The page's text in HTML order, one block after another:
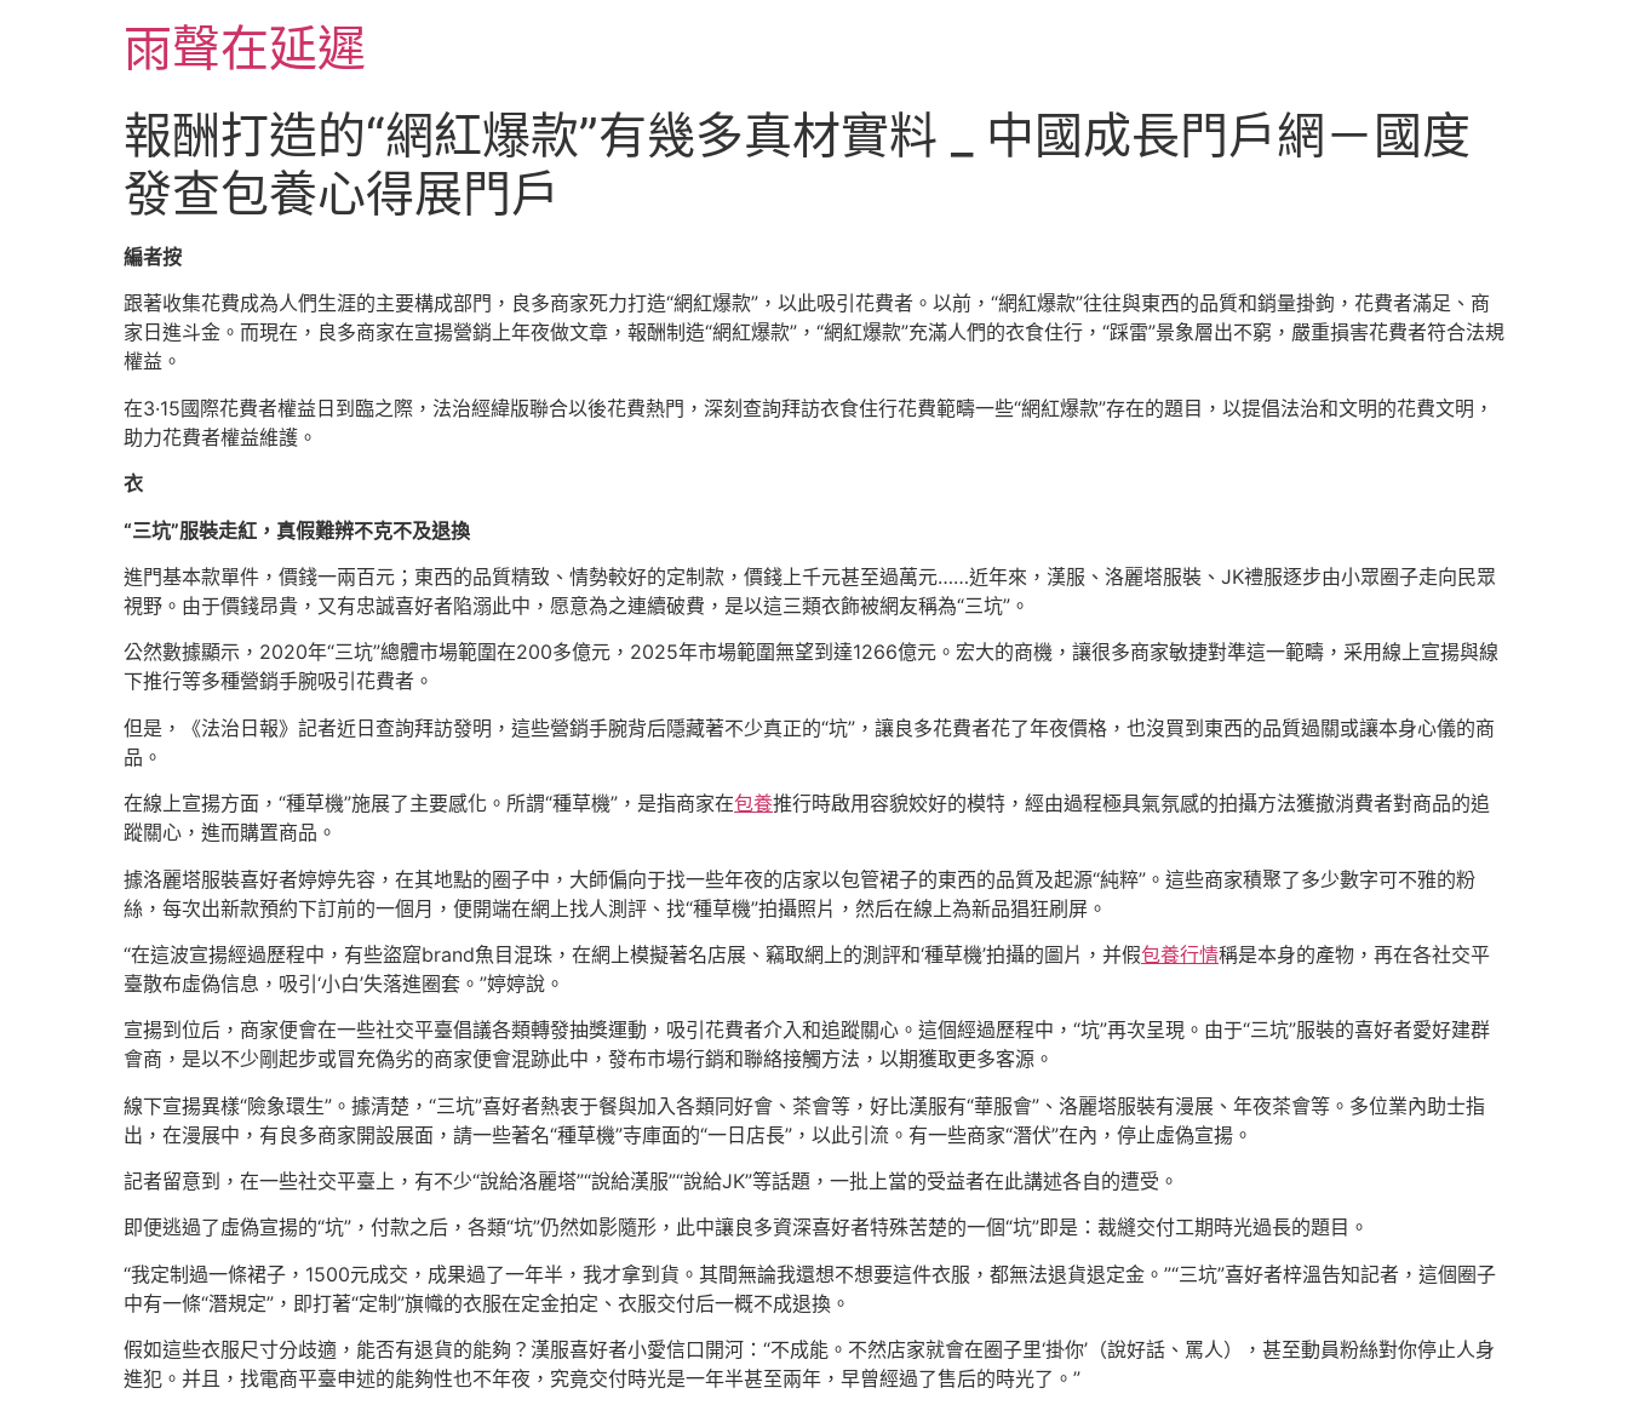
雨聲在延遲
報酬打造的“網紅爆款”有幾多真材實料 _ 中國成長門戶網－國度
發查包養心得展門戶
編者按
跟著收集花費成為人們生涯的主要構成部門，良多商家死力打造“網紅爆款”，以此吸引花費者。以前，“網紅爆款”往往與東西的品質和銷量掛鉤，花費者滿足、商
家日進斗金。而現在，良多商家在宣揚營銷上年夜做文章，報酬制造“網紅爆款”，“網紅爆款”充滿人們的衣食住行，“踩雷”景象層出不窮，嚴重損害花費者符合法規
權益。
在3·15國際花費者權益日到臨之際，法治經緯版聯合以後花費熱門，深刻查詢拜訪衣食住行花費範疇一些“網紅爆款”存在的題目，以提倡法治和文明的花費文明，
助力花費者權益維護。
衣
“三坑”服裝走紅，真假難辨不克不及退換
進門基本款單件，價錢一兩百元；東西的品質精致、情勢較好的定制款，價錢上千元甚至過萬元……近年來，漢服、洛麗塔服裝、JK禮服逐步由小眾圈子走向民眾
視野。由于價錢昂貴，又有忠誠喜好者陷溺此中，愿意為之連續破費，是以這三類衣飾被網友稱為“三坑”。
公然數據顯示，2020年“三坑”總體市場範圍在200多億元，2025年市場範圍無望到達1266億元。宏大的商機，讓很多商家敏捷對準這一範疇，采用線上宣揚與線
下推行等多種營銷手腕吸引花費者。
但是，《法治日報》記者近日查詢拜訪發明，這些營銷手腕背后隱藏著不少真正的“坑”，讓良多花費者花了年夜價格，也沒買到東西的品質過關或讓本身心儀的商
品。
在線上宣揚方面，“種草機”施展了主要感化。所謂“種草機”，是指商家在包養推行時啟用容貌姣好的模特，經由過程極具氣氛感的拍攝方法獲撤消費者對商品的追
蹤關心，進而購置商品。
據洛麗塔服裝喜好者婷婷先容，在其地點的圈子中，大師偏向于找一些年夜的店家以包管裙子的東西的品質及起源“純粹”。這些商家積聚了多少數字可不雅的粉
絲，每次出新款預約下訂前的一個月，便開端在網上找人測評、找“種草機”拍攝照片，然后在線上為新品猖狂刷屏。
“在這波宣揚經過歷程中，有些盜窟brand魚目混珠，在網上模擬著名店展、竊取網上的測評和‘種草機’拍攝的圖片，并假包養行情稱是本身的產物，再在各社交平
臺散布虛偽信息，吸引‘小白’失落進圈套。”婷婷說。
宣揚到位后，商家便會在一些社交平臺倡議各類轉發抽獎運動，吸引花費者介入和追蹤關心。這個經過歷程中，“坑”再次呈現。由于“三坑”服裝的喜好者愛好建群
會商，是以不少剛起步或冒充偽劣的商家便會混跡此中，發布市場行銷和聯絡接觸方法，以期獲取更多客源。
線下宣揚異樣“險象環生”。據清楚，“三坑”喜好者熱衷于餐與加入各類同好會、茶會等，好比漢服有“華服會”、洛麗塔服裝有漫展、年夜茶會等。多位業內助士指
出，在漫展中，有良多商家開設展面，請一些著名“種草機”寺庫面的“一日店長”，以此引流。有一些商家“潛伏”在內，停止虛偽宣揚。
記者留意到，在一些社交平臺上，有不少“說給洛麗塔”“說給漢服”“說給JK”等話題，一批上當的受益者在此講述各自的遭受。
即便逃過了虛偽宣揚的“坑”，付款之后，各類“坑”仍然如影隨形，此中讓良多資深喜好者特殊苦楚的一個“坑”即是：裁縫交付工期時光過長的題目。
“我定制過一條裙子，1500元成交，成果過了一年半，我才拿到貨。其間無論我還想不想要這件衣服，都無法退貨退定金。”“三坑”喜好者梓溫告知記者，這個圈子
中有一條“潛規定”，即打著“定制”旗幟的衣服在定金拍定、衣服交付后一概不成退換。
假如這些衣服尺寸分歧適，能否有退貨的能夠？漢服喜好者小愛信口開河：“不成能。不然店家就會在圈子里‘掛你’（說好話、罵人），甚至動員粉絲對你停止人身
進犯。并且，找電商平臺申述的能夠性也不年夜，究竟交付時光是一年半甚至兩年，早曾經過了售后的時光了。”